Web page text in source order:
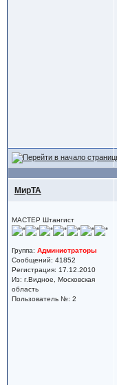
МирТА
МАСТЕР Штангист
Группа: Администраторы
Сообщений: 41852
Регистрация: 17.12.2010
Из: г.Видное, Московская
область
Пользователь №: 2